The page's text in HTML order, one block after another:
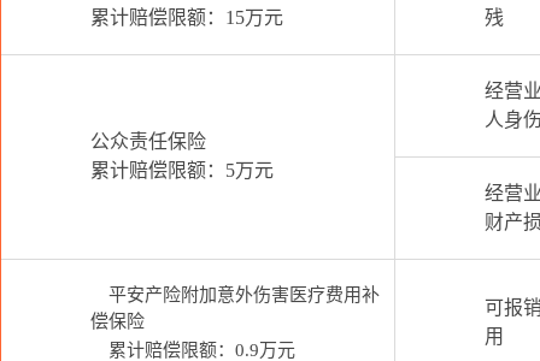
累计赔偿限额：15万元
残
公众责任保险
累计赔偿限额：5万元
经营
人身
经营
财产
平安产险附加意外伤害医疗费用补
偿保险
累计赔偿限额：0.9万元
可报
用